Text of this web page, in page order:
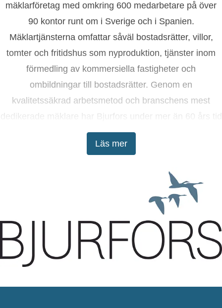
Läs mer
mäklarföretag med omkring 600 medarbetare på över
90 kontor runt om i Sverige och i Spanien.
Mäklartjänsterna omfattar såväl bostadsrätter, villor,
tomter och fritidshus som nyproduktion, tjänster inom
förmedling av kommersiella fastigheter och
ombildningar till bostadsrätter. Genom en
kvalitetssäkrad arbetsmetod och branschens mest
dedikerade mäklare har Bjurfors under mer än 60 års tid
tagit kunderna till lyckade bostadsaffärer.